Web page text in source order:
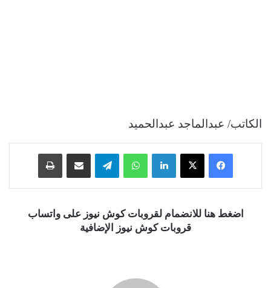
الكاتب/ عبدالماجد عبدالحميد
فيسبوك ‫X لينكدإن واتساب تيلقرام
اضغط هنا للانضمام لقروبات كوش نيوز على واتساب
قروبات كوش نيوز الإضافية